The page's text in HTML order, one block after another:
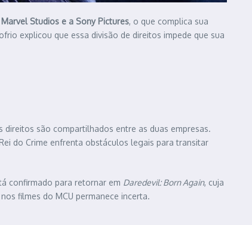
Studios e a Sony Pictures, o que complica sua
explicou que essa divisão de direitos impede que sua
direitos são compartilhados entre as duas empresas.
do Crime enfrenta obstáculos legais para transitar
confirmado para retornar em Daredevil: Born Again, cuja
filmes do MCU permanece incerta.​